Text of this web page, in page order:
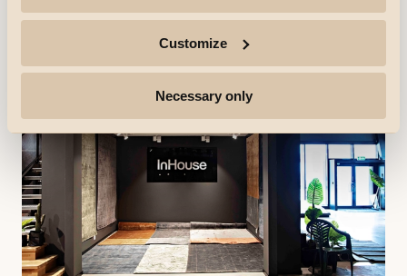
Customize
Necessary only
Referenties